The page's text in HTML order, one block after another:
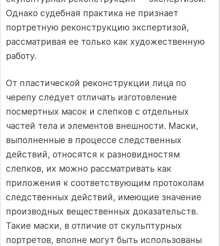
Однако судебная практика не признает
портретную реконструкцию экспертизой,
рассматривая ее только как художественную
работу.
От пластической реконструкции лица по
черепу следует отличать изготовление
посмертных масок и слепков с отдельных
частей тела и элементов внешности. Маски,
выполненные в процессе следственных
действий, относятся к разновидностям
слепков, их можно рассматривать как
приложения к соответствующим протоколам
следственных действий, имеющие значение
производных вещественных доказательств.
Такие маски, в отличие от скульптурных
портретов, вполне могут быть использованы